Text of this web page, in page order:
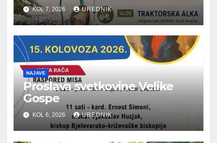
KOL 7, 2026 UREDNIK
NAJAVE
Proslava svetkovine Velike
Gospe
KOL 6, 2026 UREDNIK